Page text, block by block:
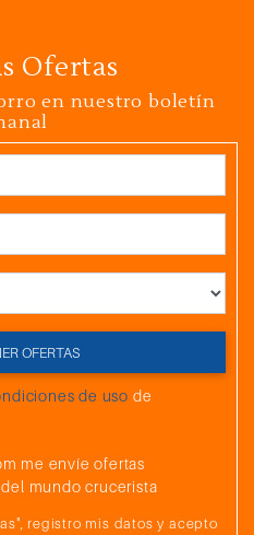
Ofertas
en nuestro boletín
OBTENER OFERTAS
de uso de
me envíe ofertas
mundo crucerista
registro mis datos y acepto